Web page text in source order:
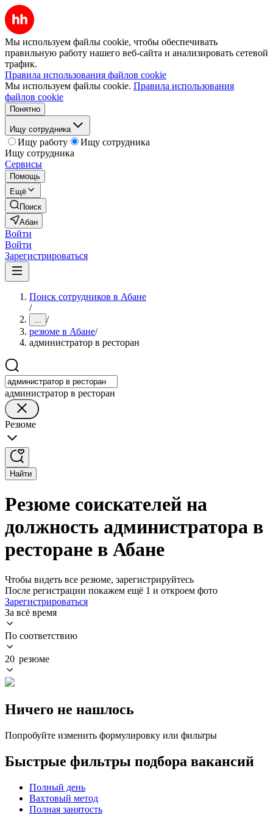
Мы используем файлы cookie, чтобы обеспечивать
правильную работу нашего веб-сайта и анализировать сетевой
трафик.
Правила использования файлов cookie
Мы используем файлы cookie. Правила использования
файлов cookie
Понятно
Ищу сотрудника
Ищу работу
Ищу сотрудника
Ищу сотрудника
Сервисы
Помощь
Ещё
Поиск
Абан
Войти
Войти
Зарегистрироваться
Поиск сотрудников в Абане
/
... /
резюме в Абане/
администратор в ресторан
администратор в ресторан
Резюме
Найти
Резюме соискателей на
должность администратора в
ресторане в Абане
Чтобы видеть все резюме, зарегистрируйтесь
После регистрации покажем ещё 1 и откроем фото
Зарегистрироваться
За всё время
По соответствию
20 резюме
Ничего не нашлось
Попробуйте изменить формулировку или фильтры
Быстрые фильтры подбора вакансий
Полный день
Вахтовый метод
Полная занятость